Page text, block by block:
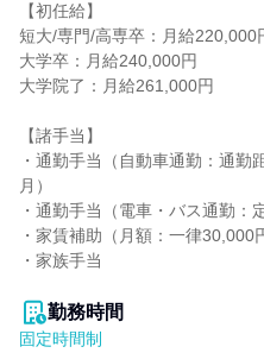
【初任給】
短大/専門/高専卒：月給220,000
大学卒：月給240,000円
大学院了：月給261,000円
【諸手当】
・通勤手当（自動車通勤：通
月）
・通勤手当（電車・バス通勤：
・家賃補助（月額：一律30,000
・家族手当
勤務時間
固定時間制